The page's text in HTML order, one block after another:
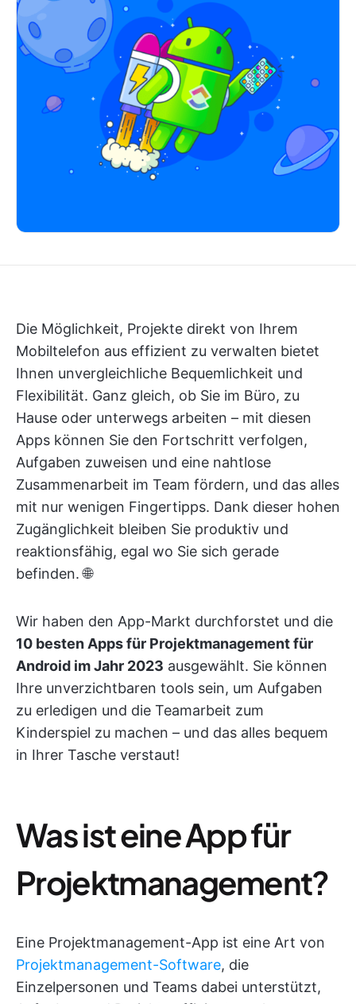
Die Möglichkeit, Projekte direkt von Ihrem
Mobiltelefon aus effizient zu verwalten bietet
Ihnen unvergleichliche Bequemlichkeit und
Flexibilität. Ganz gleich, ob Sie im Büro, zu
Hause oder unterwegs arbeiten – mit diesen
Apps können Sie den Fortschritt verfolgen,
Aufgaben zuweisen und eine nahtlose
Zusammenarbeit im Team fördern, und das alles
mit nur wenigen Fingertipps. Dank dieser hohen
Zugänglichkeit bleiben Sie produktiv und
reaktionsfähig, egal wo Sie sich gerade
befinden. 🌐
Wir haben den App-Markt durchforstet und die
10 besten Apps für Projektmanagement für
Android im Jahr 2023 ausgewählt. Sie können
Ihre unverzichtbaren tools sein, um Aufgaben
zu erledigen und die Teamarbeit zum
Kinderspiel zu machen – und das alles bequem
in Ihrer Tasche verstaut!
Was ist eine App für
Projektmanagement?
Eine Projektmanagement-App ist eine Art von
Projektmanagement-Software, die
Einzelpersonen und Teams dabei unterstützt,